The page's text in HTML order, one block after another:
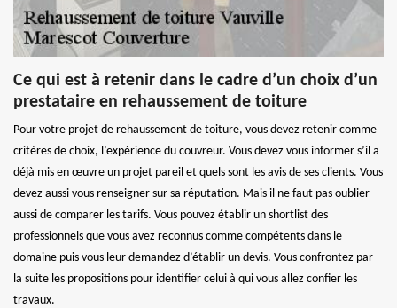
Ce qui est à retenir dans le cadre d’un choix d’un
prestataire en rehaussement de toiture
Pour votre projet de rehaussement de toiture, vous devez retenir comme
critères de choix, l’expérience du couvreur. Vous devez vous informer s’il a
déjà mis en œuvre un projet pareil et quels sont les avis de ses clients. Vous
devez aussi vous renseigner sur sa réputation. Mais il ne faut pas oublier
aussi de comparer les tarifs. Vous pouvez établir un shortlist des
professionnels que vous avez reconnus comme compétents dans le
domaine puis vous leur demandez d’établir un devis. Vous confrontez par
la suite les propositions pour identifier celui à qui vous allez confier les
travaux.